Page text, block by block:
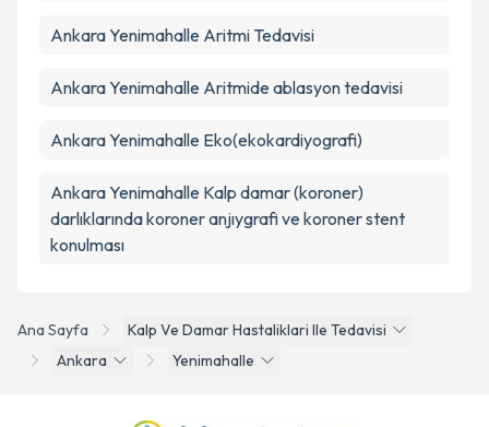
Ana Sayfa
Kalp Ve Damar Hastaliklari Ile Tedavisi
Ankara
Yenimahalle
Ankara Yenimahalle Aritmi Tedavisi
Ankara Yenimahalle Aritmide ablasyon tedavisi
Ankara Yenimahalle Eko(ekokardiyografi)
Ankara Yenimahalle Kalp damar (koroner)
darlıklarında koroner anjıygrafi ve koroner stent
konulması